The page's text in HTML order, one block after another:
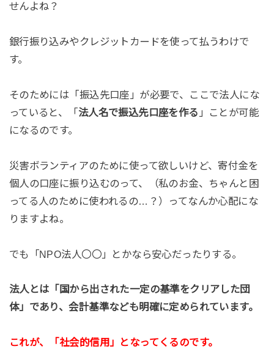
せんよね？
銀行振り込みやクレジットカードを使って払うわけで
す。
そのためには「振込先口座」が必要で、ここで法人にな
っていると、「法人名で振込先口座を作る 」ことが可能
になるのです。
災害ボランティアのために使って欲しいけど、寄付金を
個人の口座に振り込むのって、（私のお金、ちゃんと困
ってる人のために使われるの…？）ってなんか心配にな
りますよね。
でも「NPO法人〇〇」とかなら安心だったりする。
法人とは「国から出された一定の基準をクリアした団
体」であり、会計基準なども明確に定められています。
これが、「社会的信用」となってくるのです。